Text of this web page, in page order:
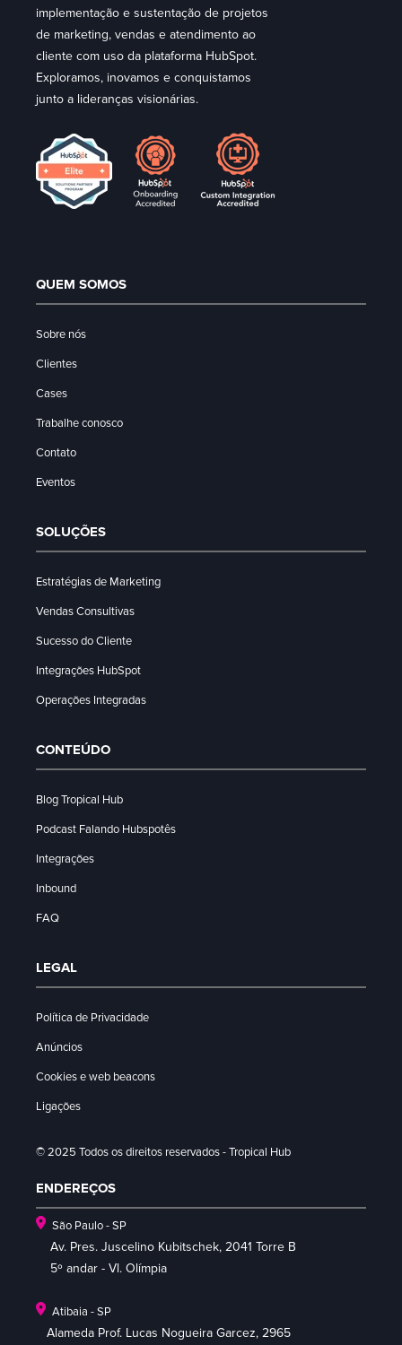
implementação e sustentação de projetos
de marketing, vendas e atendimento ao
cliente com uso da plataforma HubSpot.
Exploramos, inovamos e conquistamos
junto a lideranças visionárias.
QUEM SOMOS
Sobre nós
Clientes
Cases
Trabalhe conosco
Contato
Eventos
SOLUÇÕES
Estratégias de Marketing
Vendas Consultivas
Sucesso do Cliente
Integrações HubSpot
Operações Integradas
CONTEÚDO
Blog Tropical Hub
Podcast Falando Hubspotês
Integrações
Inbound
FAQ
LEGAL
Política de Privacidade
Anúncios
Cookies e web beacons
Ligações
© 2025 Todos os direitos reservados - Tropical Hub
ENDEREÇOS
São Paulo - SP
Av. Pres. Juscelino Kubitschek, 2041 Torre B
5º andar - Vl. Olímpia
Atibaia - SP
Alameda Prof. Lucas Nogueira Garcez, 2965